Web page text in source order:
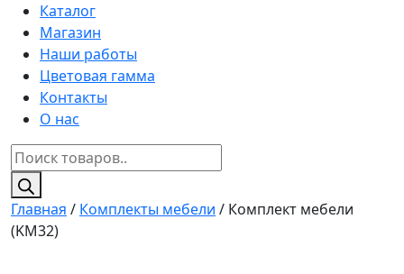
Каталог
Магазин
Наши работы
Цветовая гамма
Контакты
О нас
Поиск
товаров
Главная / Комплекты мебели / Комплект мебели
(KM32)